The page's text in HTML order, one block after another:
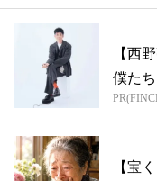
【西
僕たち
【宝